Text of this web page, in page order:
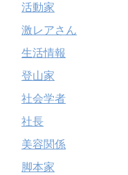
活動家
激レアさん
生活情報
登山家
社会学者
社長
美容関係
脚本家